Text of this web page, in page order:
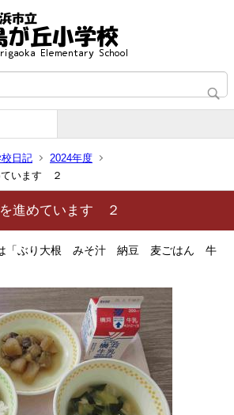
日記
2024年度
ています ２
を進めています ２
は「ぶり大根 みそ汁 納豆 麦ごはん 牛